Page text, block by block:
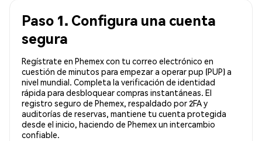
Paso 1. Configura una cuenta
segura
Regístrate en Phemex con tu correo electrónico en
cuestión de minutos para empezar a operar pup (PUP) a
nivel mundial. Completa la verificación de identidad
rápida para desbloquear compras instantáneas. El
registro seguro de Phemex, respaldado por 2FA y
auditorías de reservas, mantiene tu cuenta protegida
desde el inicio, haciendo de Phemex un intercambio
confiable.